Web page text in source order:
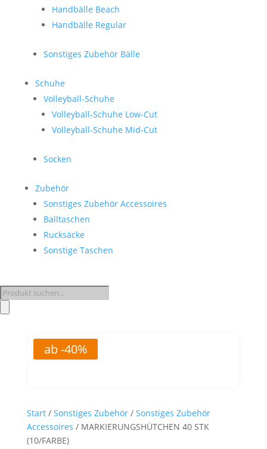
Handbälle Beach
Handbälle Regular
Sonstiges Zubehör Bälle
Schuhe
Volleyball-Schuhe
Volleyball-Schuhe Low-Cut
Volleyball-Schuhe Mid-Cut
Socken
Zubehör
Sonstiges Zubehör Accessoires
Balltaschen
Rucksäcke
Sonstige Taschen
Products
search
ab -40%
Start/ Sonstiges Zubehör/ Sonstiges Zubehör
Accessoires / MARKIERUNGSHÜTCHEN 40 STK
(10/FARBE)